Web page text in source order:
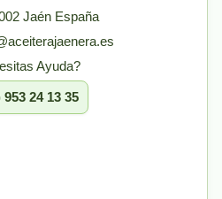
Jaén España
Ayuda?
953 24 13 35